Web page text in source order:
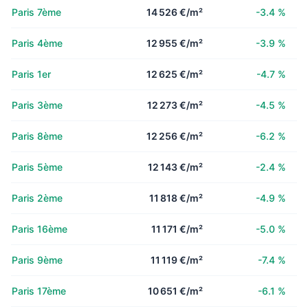
Paris 7ème 14 526 €/m² -3.4 %
Paris 4ème 12 955 €/m² -3.9 %
Paris 1er 12 625 €/m² -4.7 %
Paris 3ème 12 273 €/m² -4.5 %
Paris 8ème 12 256 €/m² -6.2 %
Paris 5ème 12 143 €/m² -2.4 %
Paris 2ème 11 818 €/m² -4.9 %
Paris 16ème 11 171 €/m² -5.0 %
Paris 9ème 11 119 €/m² -7.4 %
Paris 17ème 10 651 €/m² -6.1 %